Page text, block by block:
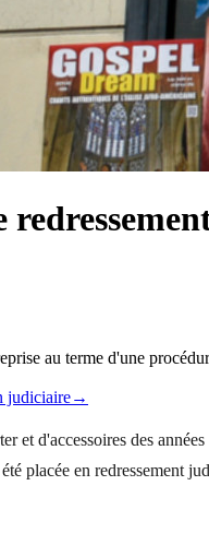
au terme d'une
judiciaire→
et d'accessoires des
été placée en